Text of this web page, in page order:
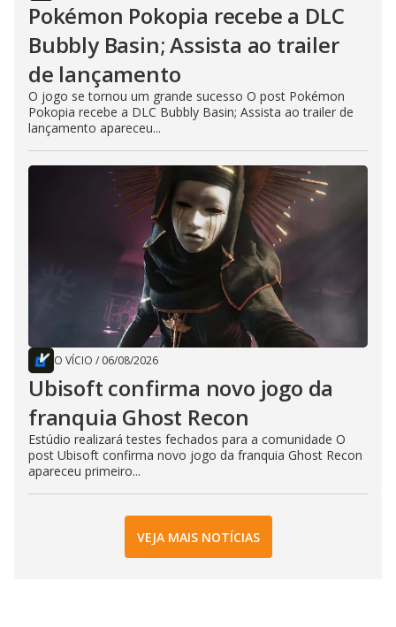
Pokémon Pokopia recebe a DLC
Bubbly Basin; Assista ao trailer
de lançamento
O jogo se tornou um grande sucesso O post Pokémon
Pokopia recebe a DLC Bubbly Basin; Assista ao trailer de
lançamento apareceu...
O VÍCIO / 06/08/2026
Ubisoft confirma novo jogo da
franquia Ghost Recon
Estúdio realizará testes fechados para a comunidade O
post Ubisoft confirma novo jogo da franquia Ghost Recon
apareceu primeiro...
VEJA MAIS NOTÍCIAS